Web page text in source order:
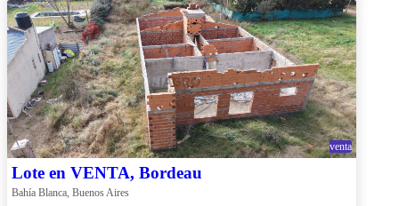
venta
Lote en VENTA, Bordeau
Bahía Blanca, Buenos Aires